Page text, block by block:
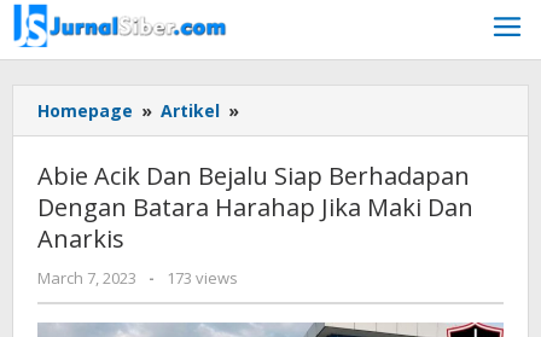
Skip
to
content
Homepage » Artikel »
Acik
Bejalu
Siap
Harahap
Abie Acik Dan Bejalu Siap Berhadapan
Dengan Batara Harahap Jika Maki Dan
Anarkis
March 7, 2023
by
Jurnalsiber
- 173 views